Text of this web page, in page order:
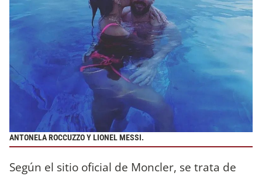
ANTONELA ROCCUZZO Y LIONEL MESSI.
Según el sitio oficial de Moncler, se trata de